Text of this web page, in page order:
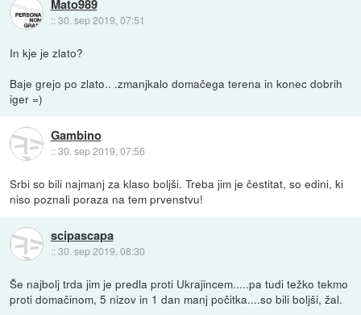
Mato989
::30. sep 2019, 07:51
In kje je zlato?
Baje grejo po zlato.. .zmanjkalo domačega terena in konec dobrih
iger =)
Gambino
::30. sep 2019, 07:56
Srbi so bili najmanj za klaso boljši. Treba jim je čestitat, so edini, ki
niso poznali poraza na tem prvenstvu!
scipascapa
::30. sep 2019, 08:30
Še najbolj trda jim je predla proti Ukrajincem.....pa tudi težko tekmo
proti domačinom, 5 nizov in 1 dan manj počitka....so bili boljši, žal.